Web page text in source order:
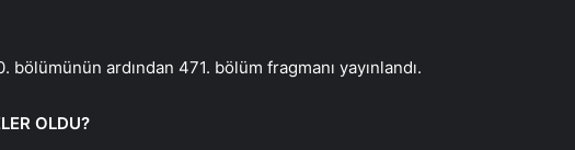
bölümünün ardından 471. bölüm fragmanı yayınlandı.
OLDU?